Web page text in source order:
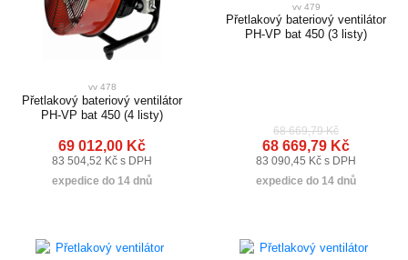
vv 478
Přetlakový bateriový ventilátor
PH-VP bat 450 (4 listy)
69 012,00 Kč
83 504,52 Kč s DPH
expedice do 14 dnů
vv 479
Přetlakový bateriový ventilátor
PH-VP bat 450 (3 listy)
68 669,79 Kč
68 669,79 Kč
83 090,45 Kč s DPH
expedice do 14 dnů